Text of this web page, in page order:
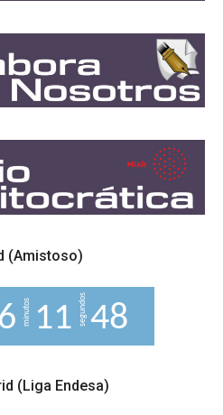
(Amistoso)
6 minutos 11 segundos47
8
(Liga Endesa)